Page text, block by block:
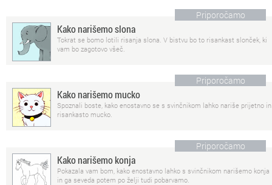
Priporočamo
Kako narišemo slona
Tokrat se bomo lotili risanja slona. V bistvu bo to risankast slonček, ki
vam bo zagotovo všeč.
Priporočamo
Kako narišemo mucko
Spoznali boste, kako enostavno se s svinčnikom lahko nariše prijetno in
risankasto mucko.
Priporočamo
Kako narišemo konja
Pokazala vam bom, kako enostavno lahko s svinčnikom narišemo konja
in ga seveda potem po želji tudi pobarvamo.